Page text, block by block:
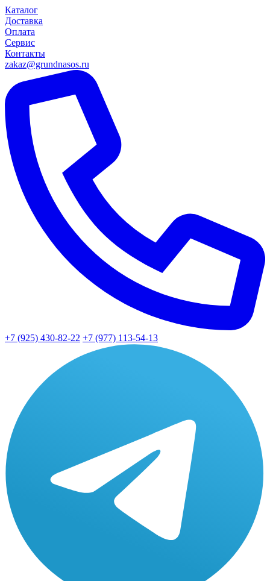
Каталог
Доставка
Оплата
Сервис
Контакты
zakaz@grundnasos.ru
+7 (925) 430-82-22 +7 (977) 113-54-13